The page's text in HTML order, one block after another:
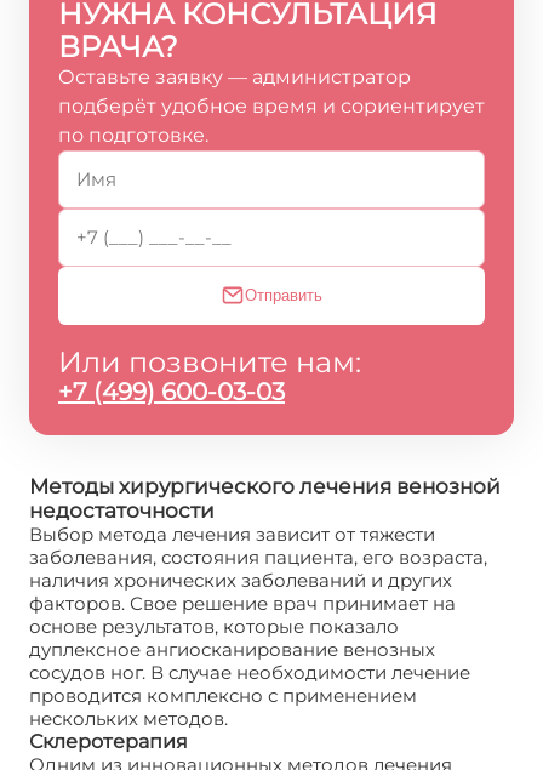
НУЖНА КОНСУЛЬТАЦИЯ
ВРАЧА?
Оставьте заявку — администратор
подберёт удобное время и сориентирует
по подготовке.
Отправить
Или позвоните нам:
+7 (499) 600-03-03
Методы хирургического лечения венозной
недостаточности
Выбор метода лечения зависит от тяжести
заболевания, состояния пациента, его возраста,
наличия хронических заболеваний и других
факторов. Свое решение врач принимает на
основе результатов, которые показало
дуплексное ангиосканирование венозных
сосудов ног. В случае необходимости лечение
проводится комплексно с применением
нескольких методов.
Склеротерапия
Одним из инновационных методов лечения